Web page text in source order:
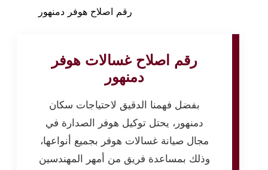
رقم اصلاح هوفر دمنهور
رقم اصلاح غسالات هوفر
دمنهور
بفضل فهمنا الدقيق لاحتياجات سكان
دمنهور، يحتل توكيل هوفر الصدارة في
مجال صيانة غسالات هوفر بجميع أنواعها،
وذلك بمساعدة فريق من أمهر المهندسين